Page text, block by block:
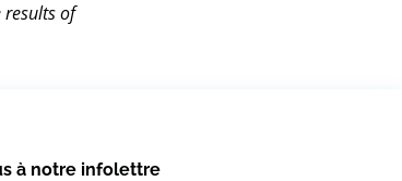
results of
à notre infolettre